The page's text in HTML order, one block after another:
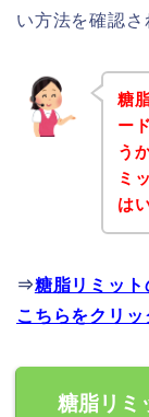
い方法を確認
糖
ー
う
ミ
は
⇒糖脂リミッ
こちらをクリッ
糖脂リミ